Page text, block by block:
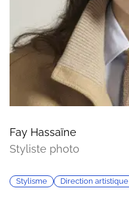
Fay Hassaïne
Styliste photo
Stylisme Direction artistique